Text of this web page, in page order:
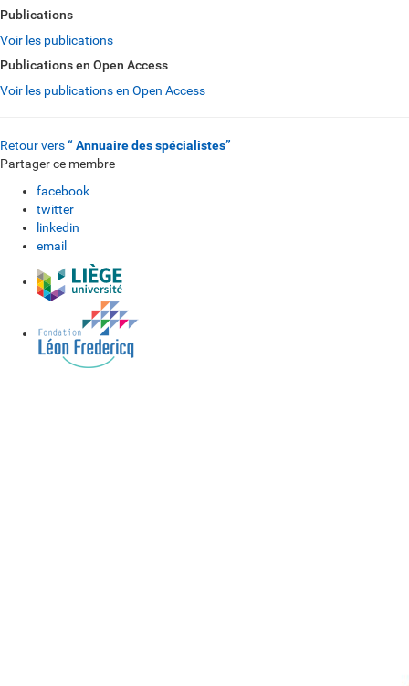
Publications
Voir les publications
Publications en Open Access
Voir les publications en Open Access
Retour vers“ Annuaire des spécialistes”
Partager ce membre
facebook
twitter
linkedin
email